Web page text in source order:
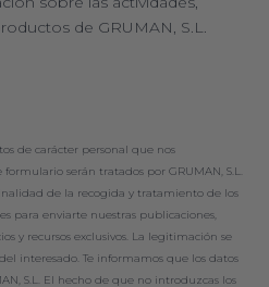
de GRUMAN, S.L.
de carácter personal que nos
serán tratados por GRUMAN, S.L.
de la recogida y tratamiento de los
para enviarte nuestras publicaciones,
y recursos exclusivos. La legitimación se
interesado. Te informamos que los datos
S.L. El hecho de que no introduzcas los